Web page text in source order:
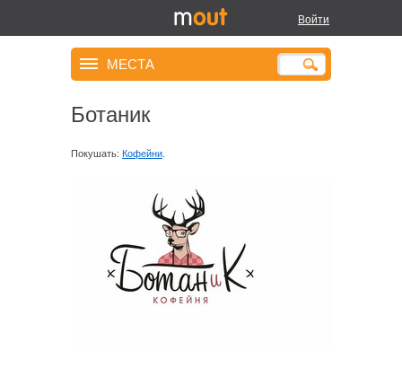
Войти
МЕСТА
Ботаник
Покушать: Кофейни